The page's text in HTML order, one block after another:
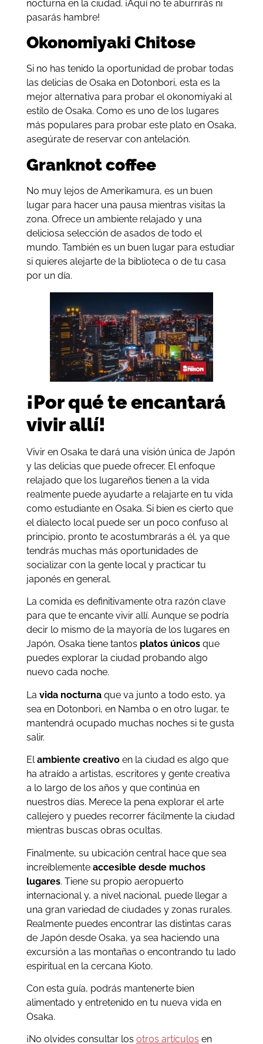
nocturna en la ciudad. ¡Aquí no te aburrirás ni
pasarás hambre!
Okonomiyaki Chitose
Si no has tenido la oportunidad de probar todas
las delicias de Osaka en Dotonbori, esta es la
mejor alternativa para probar el okonomiyaki al
estilo de Osaka. Como es uno de los lugares
más populares para probar este plato en Osaka,
asegúrate de reservar con antelación.
Granknot coffee
No muy lejos de Amerikamura, es un buen
lugar para hacer una pausa mientras visitas la
zona. Ofrece un ambiente relajado y una
deliciosa selección de asados ​​de todo el
mundo. También es un buen lugar para estudiar
si quieres alejarte de la biblioteca o de tu casa
por un día.
¡Por qué te encantará
vivir allí!
Vivir en Osaka te dará una visión única de Japón
y las delicias que puede ofrecer. El enfoque
relajado que los lugareños tienen a la vida
realmente puede ayudarte a relajarte en tu vida
como estudiante en Osaka. Si bien es cierto que
el dialecto local puede ser un poco confuso al
principio, pronto te acostumbrarás a él, ya que
tendrás muchas más oportunidades de
socializar con la gente local y practicar tu
japonés en general.
La comida es definitivamente otra razón clave
para que te encante vivir allí. Aunque se podría
decir lo mismo de la mayoría de los lugares en
Japón, Osaka tiene tantos platos únicosque
puedes explorar la ciudad probando algo
nuevo cada noche.
La vida nocturnaque va junto a todo esto, ya
sea en Dotonbori, en Namba o en otro lugar, te
mantendrá ocupado muchas noches si te gusta
salir.
Elambiente creativoen la ciudad es algo que
ha atraído a artistas, escritores y gente creativa
a lo largo de los años y que continúa en
nuestros días. Merece la pena explorar el arte
callejero y puedes recorrer fácilmente la ciudad
mientras buscas obras ocultas.
Finalmente, su ubicación central hace que sea
increíblemente accesible desde muchos
lugares. Tiene su propio aeropuerto
internacional y, a nivel nacional, puede llegar a
una gran variedad de ciudades y zonas rurales.
Realmente puedes encontrar las distintas caras
de Japón desde Osaka, ya sea haciendo una
excursión a las montañas o encontrando tu lado
espiritual en la cercana Kioto.
Con esta guía, podrás mantenerte bien
alimentado y entretenido en tu nueva vida en
Osaka.
¡No olvides consultar los otros artículos en